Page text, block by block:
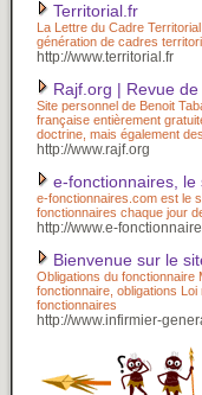
Territorial.fr
La Lettre du Cadre
génération de cadres
http://www.territorial.fr
Rajf.org | Revue
Site personnel de Benoit
française entièrement
doctrine, mais également
http://www.rajf.org
e-fonctionnaires, le
e-fonctionnaires.com est le
fonctionnaires chaque jour
http://www.e-
Bienvenue sur le
Obligations du fonctionnaire
fonctionnaire, obligations
fonctionnaires
http://www.infirmier-